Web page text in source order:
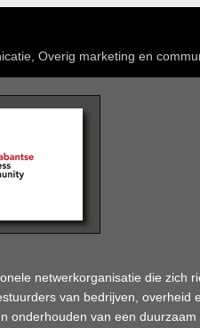
Overig marketing en
netwerkorganisatie die zich
van bedrijven, overheid
onderhouden van een